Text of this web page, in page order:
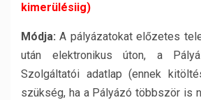
kimerülésiig)
Módja:A pályázatokat előzetes
után elektronikus úton, a
Szolgáltatói adatlap (ennek
szükség, ha a Pályázó többször is